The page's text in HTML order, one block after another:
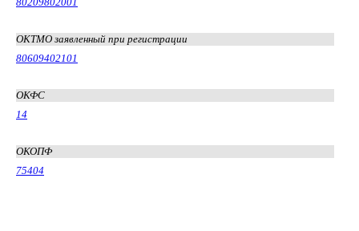
ОКТМО заявленный при регистрации
80609402101
ОКФС
14
ОКОПФ
75404